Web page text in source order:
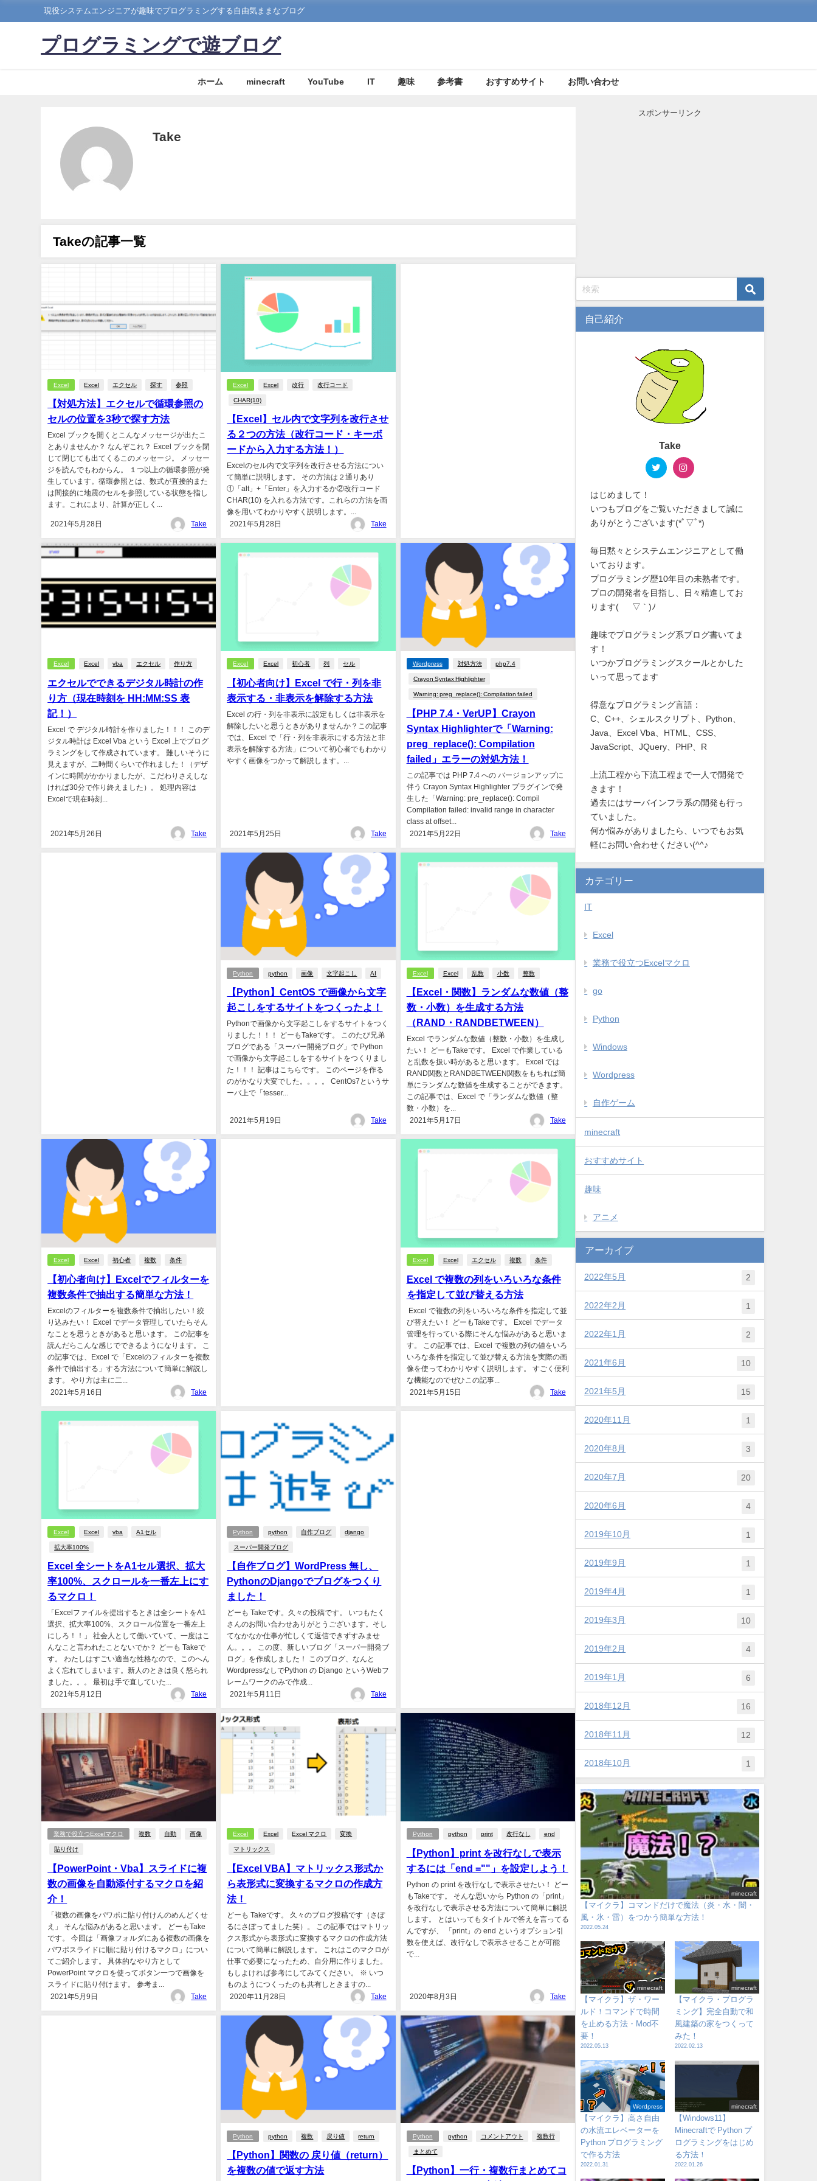
現役システムエンジニアが趣味でプログラミングする自由気ままなブログ
プログラミングで遊ブログ
ホーム minecraft YouTube IT 趣味 参考書 おすすめサイト お問い合わせ
Take
Takeの記事一覧
Excel Excel エクセル 探す 参照
【対処方法】エクセルで循環参照の
セルの位置を3秒で探す方法
Excel ブックを開くとこんなメッセージが出たこ
とありませんか？ なんぞこれ？ Excel ブックを閉
じて閉じても出てくるこのメッセージ。 メッセー
ジを読んでもわからん。 １つ以上の循環参照が発
生しています。循環参照とは、数式が直接的また
は間接的に地震のセルを参照している状態を指し
ます。これにより、計算が正しく...
2021年5月28日 Take
Excel Excel 改行 改行コード
CHAR(10)
【Excel】セル内で文字列を改行させ
る２つの方法（改行コード・キーボ
ードから入力する方法！）
Excelのセル内で文字列を改行させる方法につい
て簡単に説明します。 その方法は２通りあり
①「alt」+「Enter」を入力するか②改行コード
CHAR(10) を入れる方法です。これらの方法を画
像を用いてわかりやすく説明します。...
2021年5月28日
Take
Excel Excel vba エクセル 作り方
エクセルでできるデジタル時計の作
り方（現在時刻を HH:MM:SS 表
記！）
Excel で デジタル時計を作りました！！！ このデ
ジタル時計は Excel Vba という Excel 上でプログ
ラミングをして作成されています。 難しいそうに
見えますが、二時間くらいで作れました！（デザ
インに時間がかかりましたが、こだわりさえしな
ければ30分で作り終えました）。 処理内容は
Excelで現在時刻...
2021年5月26日 Take
Excel Excel 初心者 列 セル
【初心者向け】Excel で行・列を非
表示する・非表示を解除する方法
Excel の行・列を非表示に設定もしくは非表示を
解除したいと思うときがありませんか？この記事
では、Excel で「行・列を非表示にする方法と非
表示を解除する方法」について初心者でもわかり
やすく画像をつかって解説します。...
2021年5月25日 Take
Wordpress 対処方法 php7.4
Crayon Syntax Highlighter
Warning: preg_replace(): Compilation failed
【PHP 7.4・VerUP】Crayon
Syntax Highlighterで「Warning:
preg_replace(): Compilation
failed」エラーの対処方法！
この記事では PHP 7.4 への バージョンアップに
伴う Crayon Syntax Highlighter プラグインで発
生した「Warning: pre_replace(): Compil
Compilation failed: invalid range in character
class at offset...
2021年5月22日
Take
Python python 画像 文字起こし AI
【Python】CentOS で画像から文字
起こしをするサイトをつくったよ！
Pythonで画像から文字起こしをするサイトをつく
りました！！！ どーもTakeです。 このたび兄弟
ブログである「スーパー開発ブログ」で Python
で画像から文字起こしをするサイトをつくりまし
た！！！ 記事はこちらです。 このページを作る
のがかなり大変でした。。。。 CentOs7というサ
ーバ上で「tesser...
2021年5月19日 Take
Excel Excel 乱数 小数 整数
【Excel・関数】ランダムな数値（整
数・小数）を生成する方法
（RAND・RANDBETWEEN）
Excel でランダムな数値（整数・小数）を生成し
たい！ どーもTakeです。 Excel で作業している
と乱数を扱い時があると思います。 Excel では
RAND関数とRANDBETWEEN関数をもちれば簡
単にランダムな数値を生成することができます。
この記事では、Excel で「ランダムな数値（整
数・小数）を...
2021年5月17日
Take
Excel Excel 初心者 複数 条件
【初心者向け】Excelでフィルターを
複数条件で抽出する簡単な方法！
Excelのフィルターを複数条件で抽出したい！絞
り込みたい！ Excel でデータ管理していたらそん
なことを思うときがあると思います。 この記事を
読んだらこんな感じでできるようになります。 こ
の記事では、Excel で「Excelのフィルターを複数
条件で抽出する」する方法について簡単に解説し
ます。 やり方は主に二...
2021年5月16日
Take
Excel Excel エクセル 複数 条件
Excel で複数の列をいろいろな条件
を指定して並び替える方法
Excel で複数の列をいろいろな条件を指定して並
び替えたい！ どーもTakeです。 Excel でデータ
管理を行っている際にそんな悩みがあると思いま
す。 この記事では、Excel で複数の列の値をいろ
いろな条件を指定して並び替える方法を実際の画
像を使ってわかりやすく説明します。 すごく便利
な機能なのでぜひこの記事...
2021年5月15日
Take
Excel Excel vba A1セル
拡大率100%
Excel 全シートをA1セル選択、拡大
率100%、スクロールを一番左上にす
るマクロ！
「Excelファイルを提出するときは全シートをA1
選択、拡大率100%、スクロール位置を一番左上
にしろ！！」 社会人として働いていて、一度はこ
んなこと言われたことないでか？ どーも Takeで
す。 わたしはすごい適当な性格なので、このへん
よく忘れてしまいます。新人のときは良く怒られ
ました。。。 最初は手で直していた...
2021年5月12日
Take
Python python 自作ブログ django
スーパー開発ブログ
【自作ブログ】WordPress 無し、
PythonのDjangoでブログをつくり
ました！
どーも Takeです。久々の投稿です。 いつもたく
さんのお問い合わせありがとうございます。そし
てなかなか仕事が忙しくて返信できずすみませ
ん。。。 この度、新しいブログ「スーパー開発ブ
ログ」を作成しました！ このブログ、なんと
WordpressなしでPython の Django というWebフ
レームワークのみで作成...
2021年5月11日
Take
業務で役立つExcelマクロ 複数 自動 画像
貼り付け
【PowerPoint・Vba】スライドに複
数の画像を自動添付するマクロを紹
介！
「複数の画像をパワポに貼り付けんのめんどくせ
え」 そんな悩みがあると思います。 どーもTake
です。 今回は「画像フォルダにある複数の画像を
パワポスライドに順に貼り付けるマクロ」につい
てご紹介します。 具体的なやり方として
PowerPoint マクロを使ってボタン一つで画像を
スライドに貼り付けます。 参考ま...
2021年5月9日
Take
Excel Excel Excel マクロ 変換
マトリックス
【Excel VBA】マトリックス形式か
ら表形式に変換するマクロの作成方
法！
どーも Takeです。 久々のブログ投稿です（さぼ
るにさぼってました笑）。 この記事ではマトリッ
クス形式から表形式に変換するマクロの作成方法
について簡単に解説します。 これはこのマクロが
仕事で必要になったため、自分用に作りました。
もしよければ参考にしてみてください。 ※ いつ
ものようにつくったのも共有しときますの...
2020年11月28日
Take
Python python print 改行なし end
【Python】print を改行なしで表示
するには「end =""」を設定しよう！
Python の print を改行なしで表示させたい！ どー
もTakeです。 そんな思いから Python の「print」
を改行なしで表示させる方法について簡単に解説
します。 とはいってもタイトルで答えを言ってる
んですが、 「print」の end というオプション引
数を使えば、改行なしで表示させることが可能
で...
2020年8月3日 Take
Python python 複数 戻り値 return
【Python】関数の 戻り値（return）
を複数の値で返す方法
Python python コメントアウト 複数行
まとめて
【Python】一行・複数行まとめてコ
スポンサーリンク
自己紹介
Take
はじめまして！
いつもブログをご覧いただきまして誠に
ありがとうございます(*ﾟ▽ﾟ*)
毎日黙々とシステムエンジニアとして働
いております。
プログラミング歴10年目の未熟者です。
プロの開発者を目指し、日々精進してお
ります( ´ ▽ ` )ﾉ
趣味でプログラミング系ブログ書いてま
す！
いつかプログラミングスクールとかした
いって思ってます
得意なプログラミング言語：
C、C++、シェルスクリプト、Python、
Java、Excel Vba、HTML、CSS、
JavaScript、JQuery、PHP、R
上流工程から下流工程まで一人で開発で
きます！
過去にはサーバインフラ系の開発も行っ
ていました。
何か悩みがありましたら、いつでもお気
軽にお問い合わせください(^^♪
カテゴリー
IT
Excel
業務で役立つExcelマクロ
go
Python
Windows
Wordpress
自作ゲーム
minecraft
おすすめサイト
趣味
アニメ
アーカイブ
2022年5月 2
2022年2月 1
2022年1月 2
2021年6月 10
2021年5月 15
2020年11月 1
2020年8月 3
2020年7月 20
2020年6月 4
2019年10月 1
2019年9月 1
2019年4月 1
2019年3月 10
2019年2月 4
2019年1月 6
2018年12月 16
2018年11月 12
2018年10月 1
minecraft
【マイクラ】コマンドだけで魔法（炎・水・闇・
風・氷・雷）をつかう簡単な方法！
2022.05.24
minecraft
【マイクラ】ザ・ワー
ルド！コマンドで時間
を止める方法・Mod不
要！
2022.05.13
minecraft
【マイクラ・プログラ
ミング】完全自動で和
風建築の家をつくって
みた！
2022.02.13
Wordpress
【マイクラ】高さ自由
の水流エレベーターを
Python プログラミング
で作る方法
2022.01.31
minecraft
【Windows11】
Minecraftで Python プ
ログラミングをはじめ
る方法！
2022.01.26